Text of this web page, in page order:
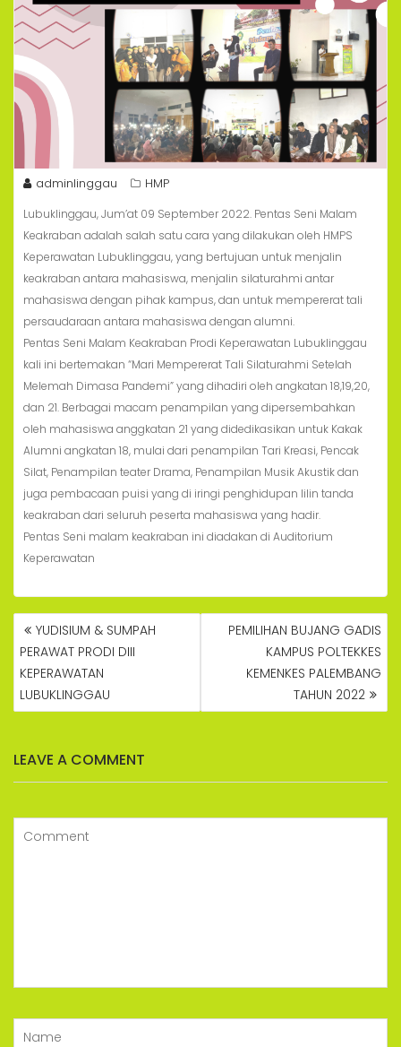
adminlinggau HMP
Lubuklinggau, Jum’at 09 September 2022. Pentas Seni Malam
Keakraban adalah salah satu cara yang dilakukan oleh HMPS
Keperawatan Lubuklinggau, yang bertujuan untuk menjalin
keakraban antara mahasiswa, menjalin silaturahmi antar
mahasiswa dengan pihak kampus, dan untuk mempererat tali
persaudaraan antara mahasiswa dengan alumni.
Pentas Seni Malam Keakraban Prodi Keperawatan Lubuklinggau
kali ini bertemakan “Mari Mempererat Tali Silaturahmi Setelah
Melemah Dimasa Pandemi” yang dihadiri oleh angkatan 18,19,20,
dan 21. Berbagai macam penampilan yang dipersembahkan
oleh mahasiswa anggkatan 21 yang didedikasikan untuk Kakak
Alumni angkatan 18, mulai dari penampilan Tari Kreasi, Pencak
Silat, Penampilan teater Drama, Penampilan Musik Akustik dan
juga pembacaan puisi yang di iringi penghidupan lilin tanda
keakraban dari seluruh peserta mahasiswa yang hadir.
Pentas Seni malam keakraban ini diadakan di Auditorium
Keperawatan
POST
NAVIGATION
YUDISIUM & SUMPAH
PERAWAT PRODI DIII
KEPERAWATAN
LUBUKLINGGAU
PEMILIHAN BUJANG GADIS
KAMPUS POLTEKKES
KEMENKES PALEMBANG
TAHUN 2022
LEAVE A COMMENT